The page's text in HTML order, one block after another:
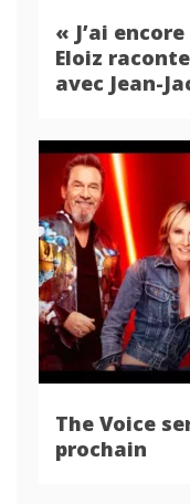
« J’ai
Eloiz
avec Jean-
The Voice
prochain